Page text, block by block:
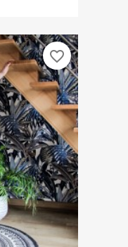
favorite_border